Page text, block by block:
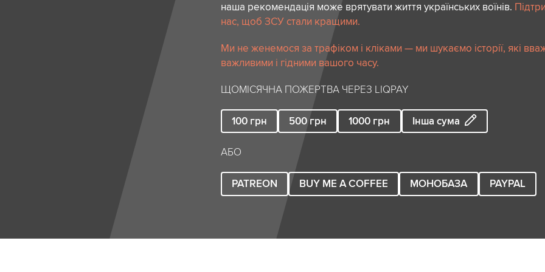
наша рекомендація може врятувати життя українських воїнів.
нас, щоб ЗСУ стали кращими.
Ми не женемося за трафіком і кліками — ми шукаємо історії, які
важливими і гідними вашого часу.
ЩОМІСЯЧНА ПОЖЕРТВА ЧЕРЕЗ LIQPAY
100 грн 500грн 1000 грн Інша сума
АБО
PATREON BUY ME A COFFEE МОНОБАЗА PAYPAL